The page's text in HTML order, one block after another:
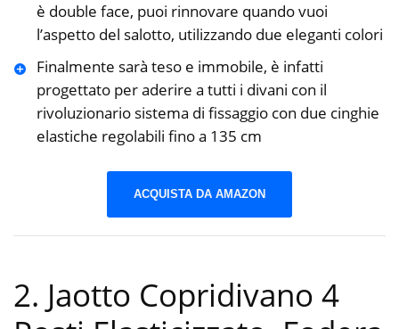
è double face, puoi rinnovare quando vuoi
l’aspetto del salotto, utilizzando due eleganti colori
Finalmente sarà teso e immobile, è infatti
progettato per aderire a tutti i divani con il
rivoluzionario sistema di fissaggio con due cinghie
elastiche regolabili fino a 135 cm
ACQUISTA DA AMAZON
2. Jaotto Copridivano 4